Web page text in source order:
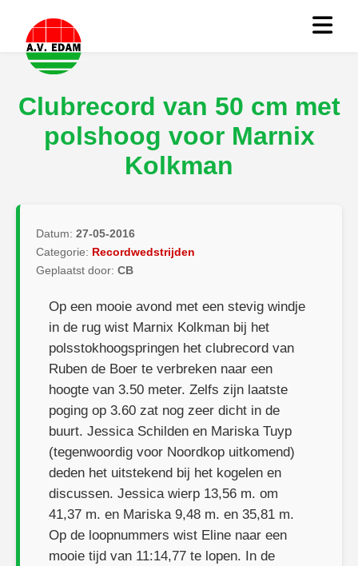
Clubrecord van 50 cm met
polshoog voor Marnix
Kolkman
Datum: 27-05-2016
Categorie: Recordwedstrijden
Geplaatst door: CB
Op een mooie avond met een stevig windje
in de rug wist Marnix Kolkman bij het
polsstokhoogspringen het clubrecord van
Ruben de Boer te verbreken naar een
hoogte van 3.50 meter. Zelfs zijn laatste
poging op 3.60 zat nog zeer dicht in de
buurt. Jessica Schilden en Mariska Tuyp
(tegenwoordig voor Noordkop uitkomend)
deden het uitstekend bij het kogelen en
discussen. Jessica wierp 13,56 m. om
41,37 m. en Mariska 9,48 m. en 35,81 m.
Op de loopnummers wist Eline naar een
mooie tijd van 11:14,77 te lopen. In de